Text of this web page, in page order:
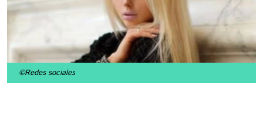
©Redes sociales